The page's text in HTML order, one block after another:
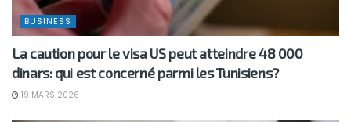
BUSINESS
La caution pour le visa US peut atteindre 48 000
dinars: qui est concerné parmi les Tunisiens?
19 MARS 2026